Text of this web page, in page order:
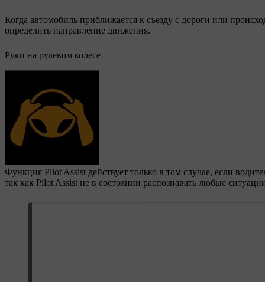
Когда автомобиль приближается к съезду с дороги или
определить направление движения.
Руки на рулевом колесе
Функция Pilot Assist действует только в том случае, если
так как Pilot Assist не в состоянии распознавать любые